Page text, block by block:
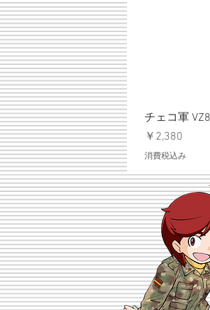
チェコ軍
価格
￥2,380
消費税込み